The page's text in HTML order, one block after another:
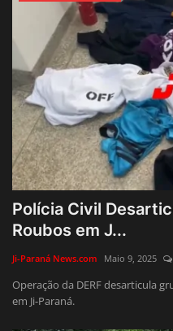
Galeria
Saúde
Polícia Civil
Roubos em J...
Ji-Paraná News.com Maio 9, 2025
Operação da DERF desarticula
em Ji-Paraná.